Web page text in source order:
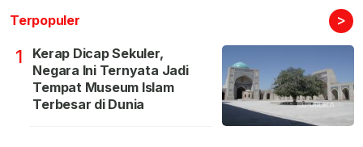
Terpopuler >
1
Kerap Dicap Sekuler,
Negara Ini Ternyata Jadi
Tempat Museum Islam
Terbesar di Dunia